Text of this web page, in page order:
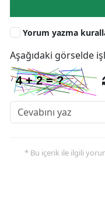
Yorum yazma
Aşağıdaki görselde
* Bu içerik ile ilgili